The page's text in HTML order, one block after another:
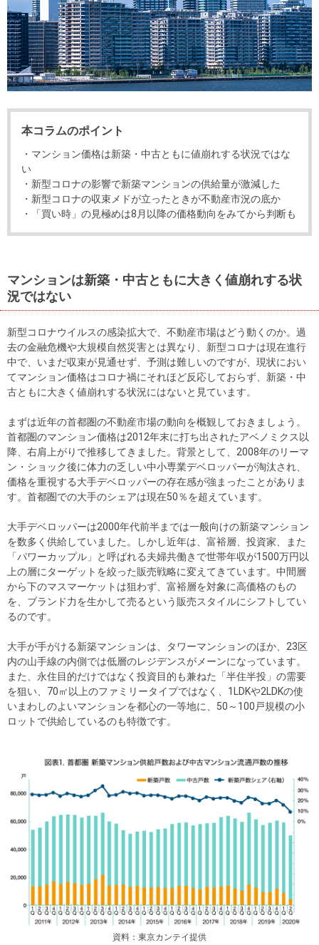
を
探
す
購入向け
サービス
住宅ロー
ンシミュ
ン
住まい1プ
ラス（お
ラム）
住まいと
暮らしの
購入ガイ
ド
売却向け
サービス
周辺相場
検索
住まい1プ
ラス（お
役立ちコ
ラム）
住まいと
暮らしの
税金の本
（電子ブ
ック）
売却ガイ
本コラムのポイント
・マンション価格は新築・中古ともに値崩れする状況ではな
い
・新型コロナの影響で新築マンションの供給量が激減した
・新型コロナの収束メドが立ったときが不動産市況の底か
・「買い時」の見極めは8月以降の価格動向をみてから判断も
マンションは新築・中古ともに大きく値崩れする状
況ではない
新型コロナウイルスの感染拡大で、不動産市場はどう動くのか。過
去の金融危機や大規模自然災害とは異なり、新型コロナは現在進行
中で、いまだ収束が見通せず、予測は難しいのですが、現状におい
てマンション価格はコロナ禍にそれほど反応しておらず、新築・中
古ともに大きく値崩れする状況にはないと見ています。
まずは近年の首都圏の不動産市場の動向を概観しておきましょう。
首都圏のマンション価格は2012年末に打ち出されたアベノミクス以
降、右肩上がりで推移してきました。背景として、2008年のリーマ
ン・ショック後に体力の乏しい中小専業デベロッパーが淘汰され、
価格を重視する大手デベロッパーの存在感が強まったことがありま
す。首都圏での大手のシェアは現在50％を超えています。
大手デベロッパーは2000年代前半までは一般向けの新築マンション
を数多く供給していました。しかし近年は、富裕層、投資家、また
「パワーカップル」と呼ばれる夫婦共働きで世帯年収が1500万円以
上の層にターゲットを絞った販売戦略に変えてきています。中間層
から下のマスマーケットは狙わず、富裕層を対象に高価格のもの
を、ブランド力を生かして売るという販売スタイルにシフトしてい
るのです。
大手が手がける新築マンションは、タワーマンションのほか、23区
内の山手線の内側では低層のレジデンスがメーンになっています。
また、永住目的だけではなく投資目的も兼ねた「半住半投」の需要
を狙い、70㎡以上のファミリータイプではなく、1LDKや2LDKの使
いまわしのよいマンションを都心の一等地に、50～100戸規模の小
ロットで供給しているのも特徴です。
資料：東京カンテイ提供